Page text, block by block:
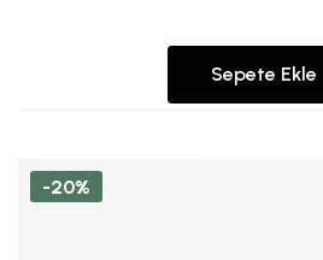
Sepete Ekle
-20%